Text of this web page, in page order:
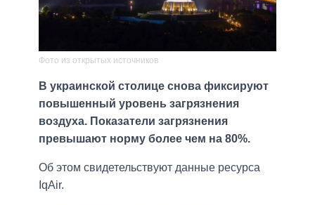
Фото из открытых источников
В украинской столице снова фиксируют
повышенный уровень загрязнения
воздуха. Показатели загрязнения
превышают норму более чем на 80%.
Об этом свидетельствуют данные ресурса
IqAir.